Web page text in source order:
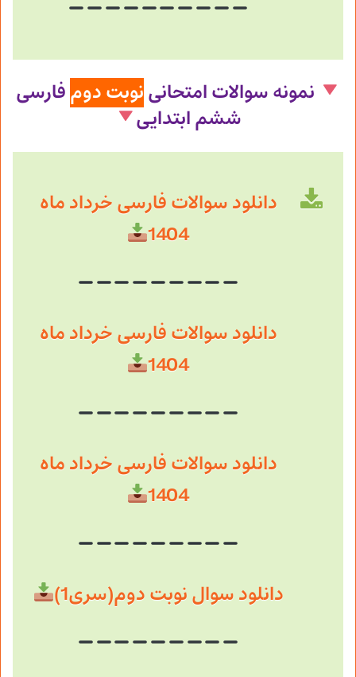
نمونه سوالات امتحانینوبت دومفارسی
ششم ابتدایی
دانلود سوالات فارسی خرداد ماه
1404
دانلود سوالات فارسی خرداد ماه
1404
دانلود سوالات فارسی خرداد ماه
1404
دانلود سوال نوبت دوم(سری1)